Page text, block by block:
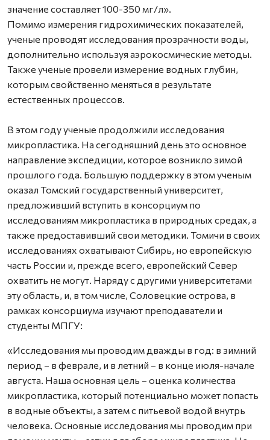
значение составляет 100-350 мг/л».
Помимо измерения гидрохимических показателей,
ученые проводят исследования прозрачности воды,
дополнительно используя аэрокосмические методы.
Также ученые провели измерение водных глубин,
которым свойственно меняться в результате
естественных процессов.
В этом году ученые продолжили исследования
микропластика. На сегодняшний день это основное
направление экспедиции, которое возникло зимой
прошлого года. Большую поддержку в этом ученым
оказал Томский государственный университет,
предложивший вступить в консорциум по
исследованиям микропластика в природных средах, а
также предоставивший свои методики. Томичи в своих
исследованиях охватывают Сибирь, но европейскую
часть России и, прежде всего, европейский Север
охватить не могут. Наряду с другими университетами
эту область, и, в том числе, Соловецкие острова, в
рамках консорциума изучают преподаватели и
студенты МПГУ:
«Исследования мы проводим дважды в год: в зимний
период – в феврале, и в летний – в конце июля-начале
августа. Наша основная цель – оценка количества
микропластика, который потенциально может попасть
в водные объекты, а затем с питьевой водой внутрь
человека. Основные исследования мы проводим при